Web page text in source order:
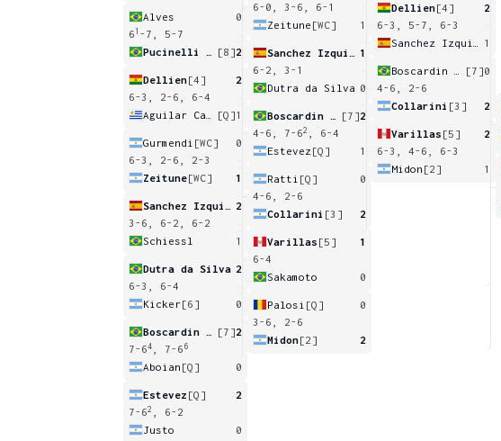
Alves
0
6 1 -7, 5-7
[8]2
Dellien[4]
2
6-3, 2-6, 6-4
[Q]1
Gurmendi [WC]
0
6-3, 2-6, 2-3
Zeitune[WC] 1
2
3-6, 6-2, 6-2
Schiessl
1
Dutra da Silva 2
6-3, 6-4
Kicker[6] 0
[7]2
7-64 , 7-6 6
Aboian [Q] 0
Estevez [Q]
2
7-62
, 6-2
Justo
0
6-0, 3-6, 6-1
Zeitune [WC] 1
1
6-2, 3-1
Dutra da Silva 0
[7]2
4-6, 7-62
, 6-4
Estevez [Q] 1
Ratti [Q]
0
4-6, 2-6
Collarini [3] 2
Varillas [5]
1
6-4
Sakamoto
0
Palosi [Q]
0
3-6, 2-6
Midon[2] 2
Dellien[4]
2
6-3, 5-7, 6-3
1
[7]0
4-6, 2-6
Collarini [3] 2
Varillas [5]
2
6-3, 4-6, 6-3
Midon [2] 1